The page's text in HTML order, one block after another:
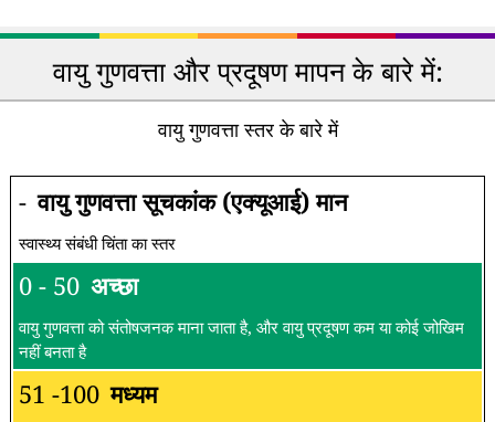
वायु गुणवत्ता और प्रदूषण मापन के बारे में:
वायु गुणवत्ता स्तर के बारे में
- वायु गुणवत्ता सूचकांक (एक्यूआई) मान
स्वास्थ्य संबंधी चिंता का स्तर
0 - 50 अच्छा
वायु गुणवत्ता को संतोषजनक माना जाता है, और वायु प्रदूषण कम या कोई जोखिम
नहीं बनता है
51 -100 मध्यम